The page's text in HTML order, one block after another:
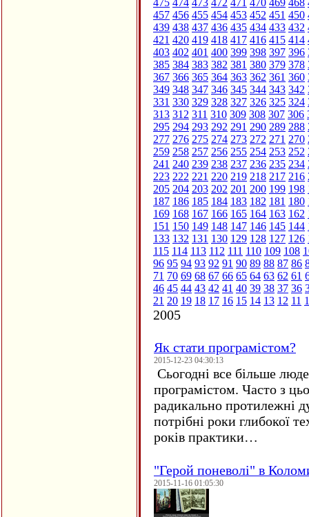
475 474 473 472 471 470 469 468
457 456 455 454 453 452 451 450
439 438 437 436 435 434 433 432
421 420 419 418 417 416 415 414
403 402 401 400 399 398 397 396
385 384 383 382 381 380 379 378
367 366 365 364 363 362 361 360
349 348 347 346 345 344 343 342
331 330 329 328 327 326 325 324
313 312 311 310 309 308 307 306
295 294 293 292 291 290 289 288
277 276 275 274 273 272 271 270
259 258 257 256 255 254 253 252
241 240 239 238 237 236 235 234
223 222 221 220 219 218 217 216
205 204 203 202 201 200 199 198
187 186 185 184 183 182 181 180
169 168 167 166 165 164 163 162
151 150 149 148 147 146 145 144
133 132 131 130 129 128 127 126
115 114 113 112 111 110 109 108
96 95 94 93 92 91 90 89 88 87 86
71 70 69 68 67 66 65 64 63 62 61
46 45 44 43 42 41 40 39 38 37 36
21 20 19 18 17 16 15 14 13 12 11
2005
Як стати програмістом?
2015-12-23 04:30:13
Сьогодні все більше
програмістом. Часто з
радикально протилежні
потрібні роки глибокої
років практики…
"Герой поневолі" в
2015-11-16 01:05:30